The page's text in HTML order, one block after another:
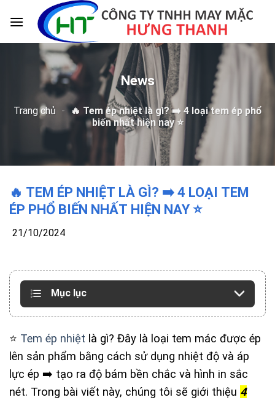
News
Trang chủ -
🔥 Tem ép nhiệt là gì? ➡️ 4 loại tem ép phổ
biến nhất hiện nay ⭐️
🔥 TEM ÉP NHIỆT LÀ GÌ? ➡️ 4 LOẠI TEM
ÉP PHỔ BIẾN NHẤT HIỆN NAY ⭐️
21/10/2024
Mục lục
⭐️ Tem ép nhiệt là gì? Đây là loại tem mác được ép
lên sản phẩm bằng cách sử dụng nhiệt độ và áp
lực ép ➡️ tạo ra độ bám bền chắc và hình in sắc
nét. Trong bài viết này, chúng tôi sẽ giới thiệu 4